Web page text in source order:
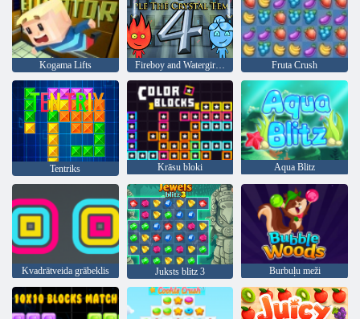
Kogama Lifts Fireboy and Watergirl 4: Kristāla templis Fruta Crush
Tentriks Krāsu bloki Aqua Blitz
Kvadrātveida grābeklis Juksts blitz 3 Burbuļu meži